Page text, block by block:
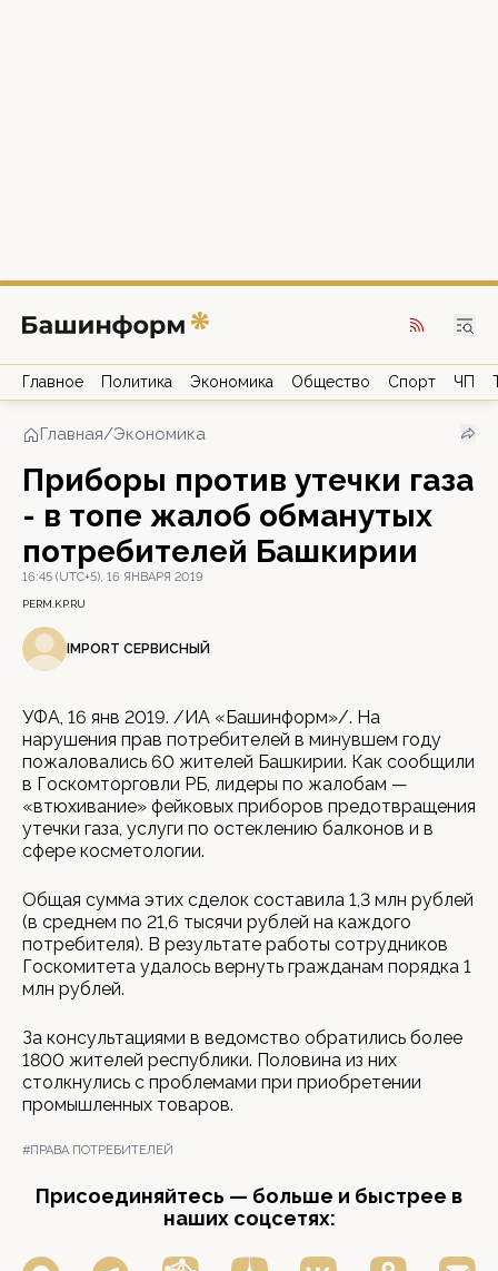
Главное Политика Экономика Общество Спорт ЧП
Главная/Экономика
Приборы против утечки газа
- в топе жалоб обманутых
потребителей Башкирии
16:45 (UTC+5), 16 ЯНВАРЯ 2019
PERM.KP.RU
IMPORT СЕРВИСНЫЙ
УФА, 16 янв 2019. /ИА «Башинформ»/. На
нарушения прав потребителей в минувшем году
пожаловались 60 жителей Башкирии. Как сообщили
в Госкомторговли РБ, лидеры по жалобам —
«втюхивание» фейковых приборов предотвращения
утечки газа, услуги по остеклению балконов и в
сфере косметологии.
Общая сумма этих сделок составила 1,3 млн рублей
(в среднем по 21,6 тысячи рублей на каждого
потребителя). В результате работы сотрудников
Госкомитета удалось вернуть гражданам порядка 1
млн рублей.
За консультациями в ведомство обратились более
1800 жителей республики. Половина из них
столкнулись с проблемами при приобретении
промышленных товаров.
#ПРАВА ПОТРЕБИТЕЛЕЙ
Присоединяйтесь — больше и быстрее в
наших соцсетях: